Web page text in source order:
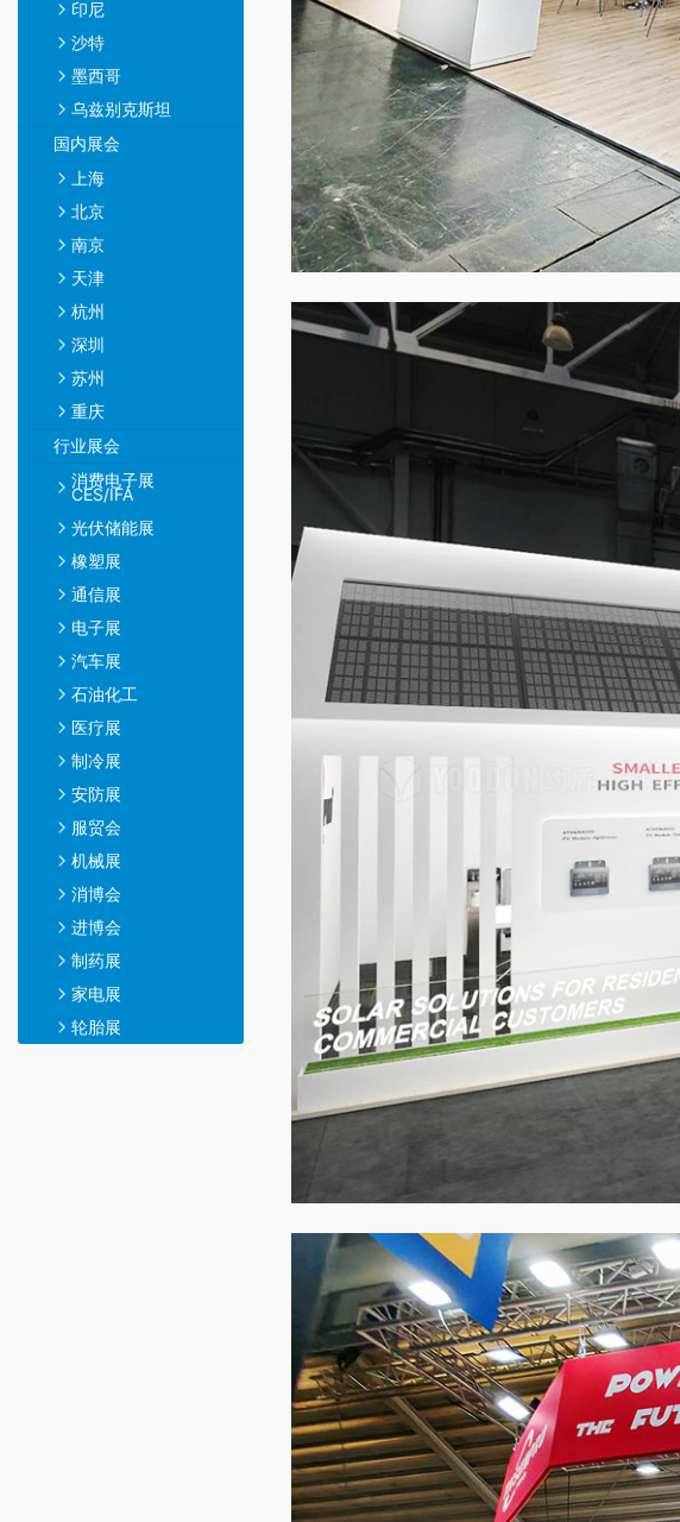
印尼
沙特
墨西哥
乌兹别克斯坦
国内展会
上海
北京
南京
天津
杭州
深圳
苏州
重庆
行业展会
消费电子展
CES/IFA
光伏储能展
橡塑展
通信展
电子展
汽车展
石油化工
医疗展
制冷展
安防展
服贸会
机械展
消博会
进博会
制药展
家电展
轮胎展